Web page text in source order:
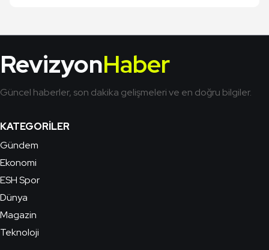
RevizyonHaber
Güncel haberler, son dakika gelişmeleri ve en doğru bilgiler.
KATEGORILER
Gündem
Ekonomi
ESH Spor
Dünya
Magazin
Teknoloji